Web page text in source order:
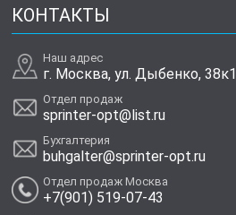
КОНТАКТЫ
Наш адрес
г. Москва, ул. Дыбенко, 38к1
Отдел продаж
sprinter-opt@list.ru
Бухгалтерия
buhgalter@sprinter-opt.ru
Отдел продаж Москва
+7(901) 519-07-43